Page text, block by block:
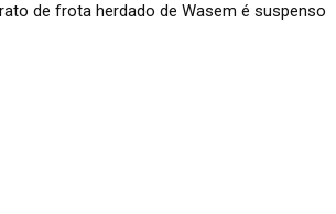
de frota herdado de Wasem é suspenso